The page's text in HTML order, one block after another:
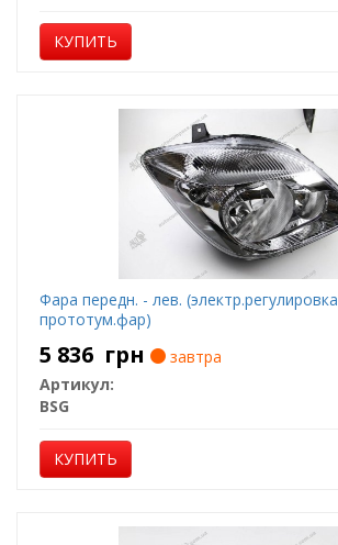
КУПИТЬ
Фара передн. - лев. (электр.регулировка
прототум.фар)
5 836 грн
завтра
Артикул:
BSG
КУПИТЬ